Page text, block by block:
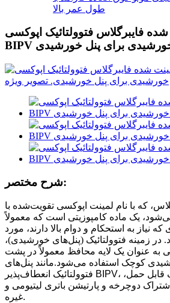
طول عمر بالا
فایبرگلاس فتوولتائیک اپوکسی
شرح مختصر:
که با نام لمینت اپوکسی تقویت‌شده با
یک ماده کامپوزیتی است که معمولاً
نیاز به استحکام و دوام بالا دارند، مورد
در زمینه فتوولتائیک (پنل‌های خورشیدی)،
عنوان یک لایه محافظ معمولاً در پشت
کوچک استفاده می‌شود.مانند پنل‌های
فتوولتائیک انعطاف‌پذیر BIPV، پکیج تاشو فتوولتائیک قابل حمل،
دوچرخه و پارتیشن باتری لیتیومی و
غیره.